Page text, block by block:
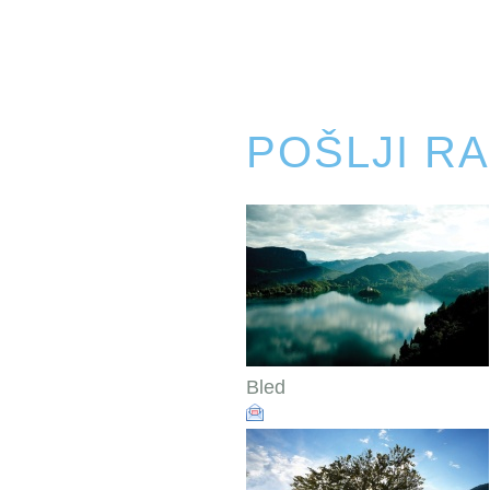
POŠLJI
Bled